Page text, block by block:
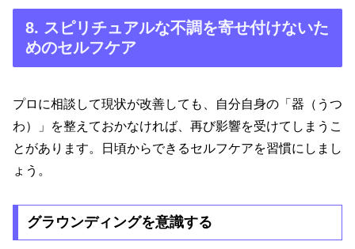
8. スピリチュアルな不調を寄せ付けないた
めのセルフケア
プロに相談して現状が改善しても、自分自身の「器（うつ
わ）」を整えておかなければ、再び影響を受けてしまうこ
とがあります。日頃からできるセルフケアを習慣にしまし
ょう。
グラウンディングを意識する